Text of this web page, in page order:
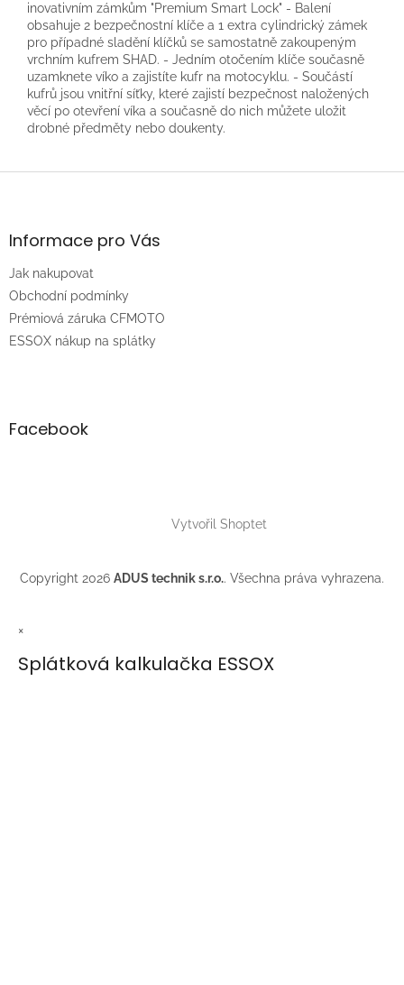
inovativním zámkům "Premium Smart Lock" - Balení
obsahuje 2 bezpečnostní klíče a 1 extra cylindrický zámek
pro případné sladění klíčků se samostatně zakoupeným
vrchním kufrem SHAD. - Jedním otočením klíče současně
uzamknete víko a zajistíte kufr na motocyklu. - Součástí
kufrů jsou vnitřní síťky, které zajistí bezpečnost naložených
věcí po otevření víka a současně do nich můžete uložit
drobné předměty nebo doukenty.
Z
aInformace pro Vás
Jak nakupovat
Obchodní podmínky
Prémiová záruka CFMOTO
ESSOX nákup na splátky
Facebook
Vytvořil Shoptet
Copyright 2026 ADUS technik s.r.o.. Všechna práva vyhrazena.
×
Splátková kalkulačka ESSOX